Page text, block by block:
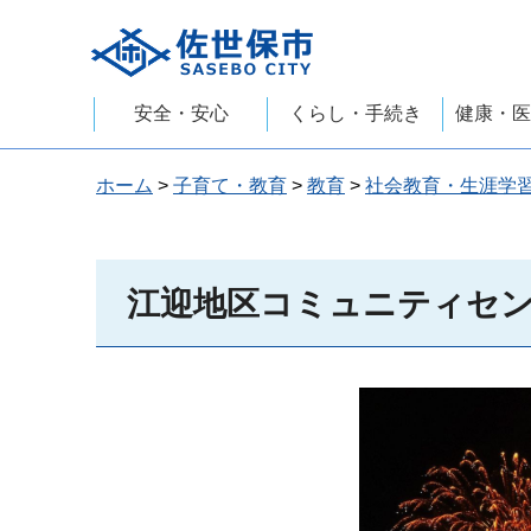
佐世保市
安全・安心 くらし・手続き 健康・
ホーム > 子育て・教育 > 教育 > 社会教育・生涯学
江迎地区コミュニティセ